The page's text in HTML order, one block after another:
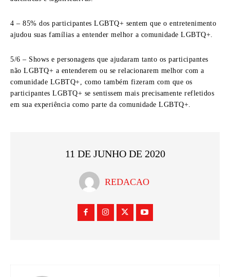
4 – 85% dos participantes LGBTQ+ sentem que o entretenimento
ajudou suas famílias a entender melhor a comunidade LGBTQ+.
5/6 – Shows e personagens que ajudaram tanto os participantes
não LGBTQ+ a entenderem ou se relacionarem melhor com a
comunidade LGBTQ+, como também fizeram com que os
participantes LGBTQ+ se sentissem mais precisamente refletidos
em sua experiência como parte da comunidade LGBTQ+.
11 DE JUNHO DE 2020
REDACAO